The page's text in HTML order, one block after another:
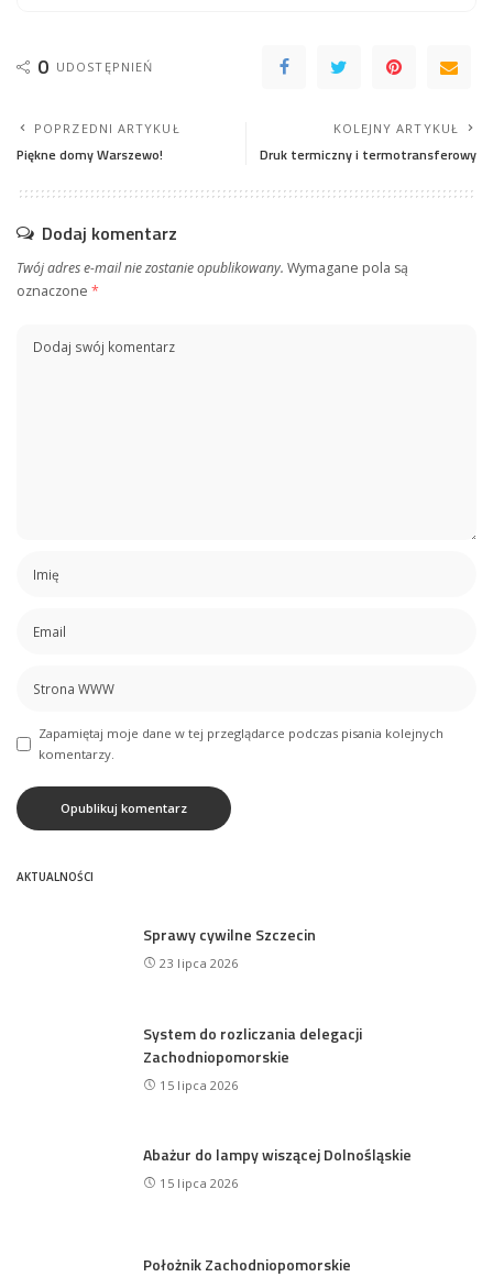
0 UDOSTĘPNIEŃ
POPRZEDNI ARTYKUŁ
Piękne domy Warszewo!
KOLEJNY ARTYKUŁ
Druk termiczny i termotransferowy
Dodaj komentarz
Twój adres e-mail nie zostanie opublikowany. Wymagane pola są
oznaczone *
Zapamiętaj moje dane w tej przeglądarce podczas pisania kolejnych
komentarzy.
AKTUALNOŚCI
Sprawy cywilne Szczecin
23 lipca 2026
System do rozliczania delegacji
Zachodniopomorskie
15 lipca 2026
Abażur do lampy wiszącej Dolnośląskie
15 lipca 2026
Położnik Zachodniopomorskie